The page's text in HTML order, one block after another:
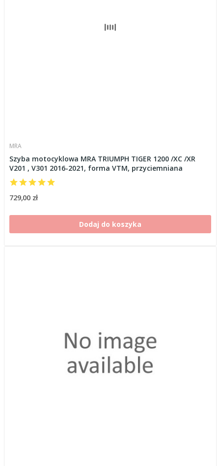
MRA
Szyba motocyklowa MRA TRIUMPH TIGER 1200 /XC /XR
V201 , V301 2016-2021, forma VTM, przyciemniana
729,00 zł
Dodaj do koszyka